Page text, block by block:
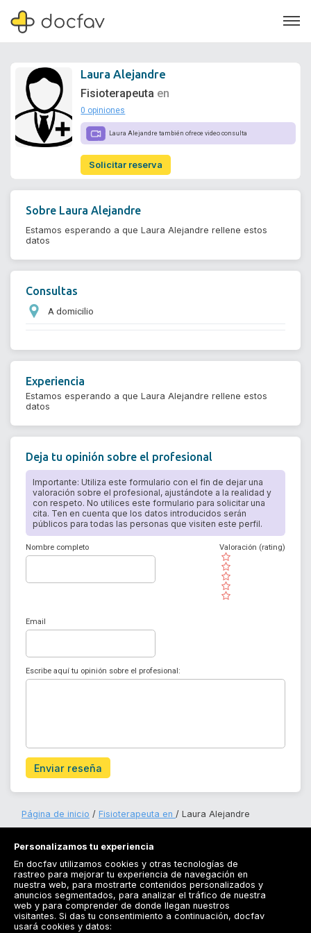
Soporte
Quiénes somos
¿Eres un doctor?
Laura Alejandre
Fisioterapeuta en
0 opiniones
Laura Alejandre también ofrece video consulta
Solicitar reserva
Sobre Laura Alejandre
Estamos esperando a que Laura Alejandre rellene estos
datos
Consultas
A domicilio
Experiencia
Estamos esperando a que Laura Alejandre rellene estos
datos
Deja tu opinión sobre el profesional
Importante: Utiliza este formulario con el fin de dejar una
valoración sobre el profesional, ajustándote a la realidad y
con respeto. No utilices este formulario para solicitar una
cita. Ten en cuenta que los datos introducidos serán
públicos para todas las personas que visiten este perfil.
Nombre completo
( )
( )
( )
( )
( )
Valoración (rating)
Email
Escribe aquí tu opinión sobre el profesional:
Enviar reseña
Página de inicio Fisioterapeuta en Laura Alejandre
Registrarse
Docfav
Personalizamos tu experiencia
En docfav utilizamos cookies y otras tecnologías de
rastreo para mejorar tu experiencia de navegación en
nuestra web, para mostrarte contenidos personalizados y
anuncios segmentados, para analizar el tráfico de nuestra
web y para comprender de donde llegan nuestros
visitantes. Si das tu consentimiento a continuación, docfav
usará cookies y datos: